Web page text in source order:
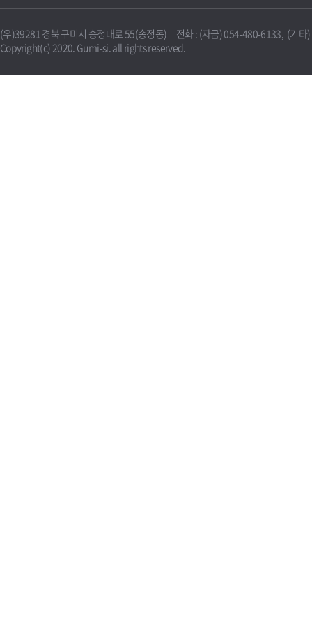
(우)39281 경북 구미시 송정대로 55(송정동) 전화 : (자금) 054-480-6133, (기타
Copyright(c) 2020. Gumi-si. all rights reserved.